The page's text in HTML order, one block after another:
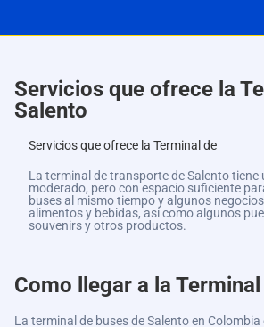
Servicios que ofrece la
Salento
Servicios que ofrece la Terminal de
La terminal de transporte de Salento tiene
moderado, pero con espacio suficiente
buses al mismo tiempo y algunos
alimentos y bebidas, así como algunos
souvenirs y otros productos.
Como llegar a la
La terminal de buses de Salento en